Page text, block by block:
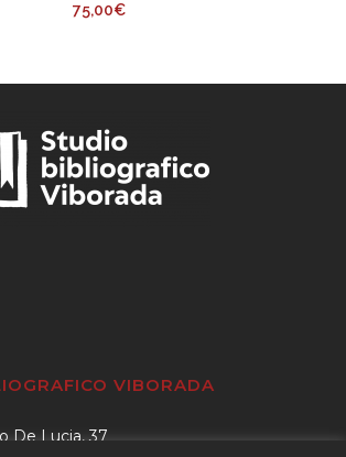
75,00€
VIBORADA
De Lucia, 37